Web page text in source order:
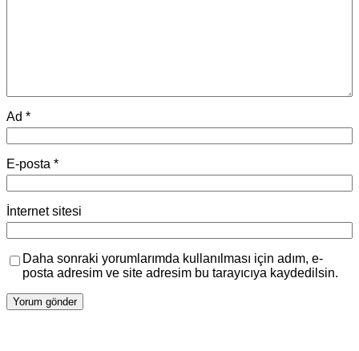
Ad *
E-posta *
İnternet sitesi
Daha sonraki yorumlarımda kullanılması için adım, e-
posta adresim ve site adresim bu tarayıcıya kaydedilsin.